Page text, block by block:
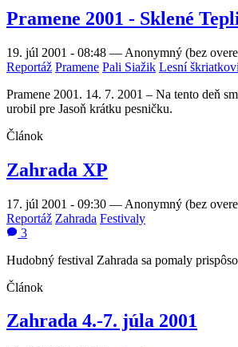
Pramene 2001 - Sklené
19. júl 2001 - 08:48 — Anonymný (bez
Reportáž Pramene Pali Siažik Lesní
Pramene 2001. 14. 7. 2001 – Na tento deň
urobil pre Jasoň krátku pesničku.
Článok
Zahrada XP
17. júl 2001 - 09:30 — Anonymný (bez
Reportáž Zahrada Festivaly
3
Hudobný festival Zahrada sa pomaly
Článok
Zahrada 4.-7. júla 2001